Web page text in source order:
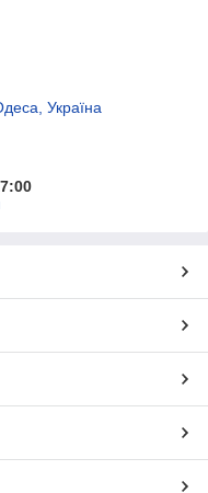
Україна